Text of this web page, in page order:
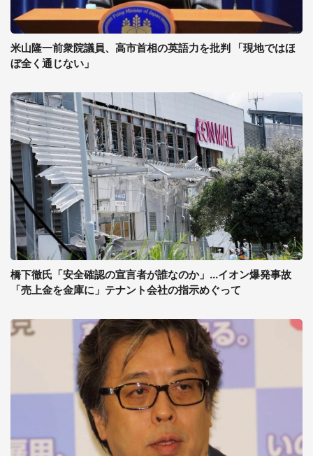
米山隆一前衆院議員、高市首相の英語力を批判 「現地ではほ
ぼ全く通じない」
橋下徹氏「安全確認の宣言者が誰なのか」...イオン爆発事故
「売上金を金庫に」テナント会社の指示めぐって